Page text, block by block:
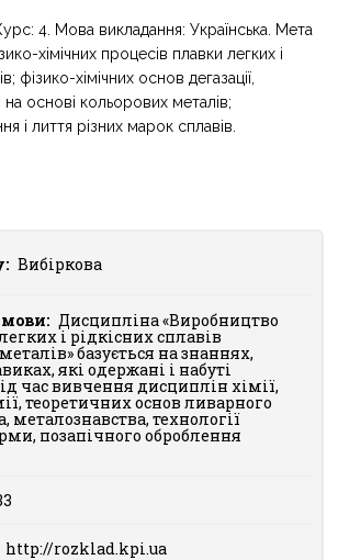
4. Мова викладання: Українська. Мета
хімічних процесів плавки легких і
фізико-хімічних основ дегазації,
основі кольорових металів;
і лиття різних марок сплавів.
Вибіркова
Дисципліна «Виробництво
і рідкісних сплавів
базується на знаннях,
які одержані і набуті
час вивчення дисциплін хімії,
теоретичних основ ливарного
металознавства, технології
позапічного оброблення
http://rozklad.kpi.ua